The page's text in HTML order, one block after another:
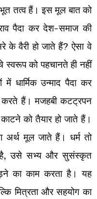
तत्व हैं। इस मूल बात को
पैदा कर देश-समाज की
के वैरी हो जाते हैं? ऐसा वे
स्वरूप को पहचानते ही नहीं
में धार्मिक उन्माद पैदा कर
करते हैं। मजहबी कटट्रपन
को तैयार हो जाते हैं।
अर्थ मूल जाते हैं। धर्म तो
है, उसे सभ्य और सुसंस्कृत
का काम करता है। यह
मित्रता और सहयोग का